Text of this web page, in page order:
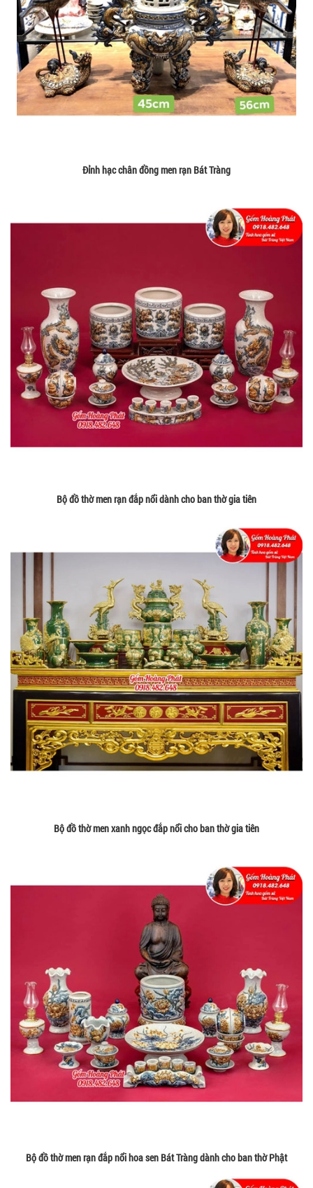
Đỉnh hạc chân đồng men rạn Bát Tràng
Bộ đồ thờ men rạn đắp nổi dành cho ban thờ gia tiên
Bộ đồ thờ men xanh ngọc đắp nổi cho ban thờ gia tiên
Bộ đồ thờ men rạn đắp nổi hoa sen Bát Tràng dành cho ban thờ Phật